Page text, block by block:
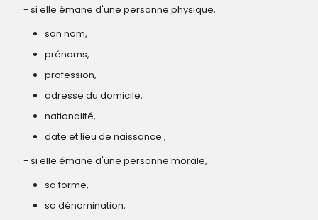
- si elle émane d'une personne physique,
son nom,
prénoms,
profession,
adresse du domicile,
nationalité,
date et lieu de naissance ;
- si elle émane d'une personne morale,
sa forme,
sa dénomination,